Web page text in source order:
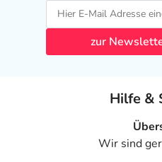
zur
Hilfe &
Wir sind